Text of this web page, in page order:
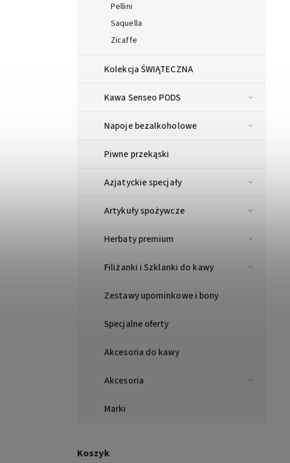
Pellini
Saquella
Zicaffe
Kolekcja ŚWIĄTECZNA
Kawa Senseo PODS
Napoje bezalkoholowe
Piwne przekąski
Azjatyckie specjały
Artykuły spożywcze
Herbaty premium
Filiżanki i Szklanki do kawy
Zestawy upominkowe i bony
Specjalne oferty
Akcesoria do kawy
Akcesoria
Marki
Koszyk